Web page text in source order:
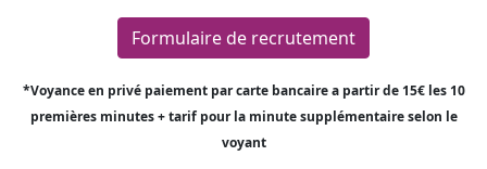
Formulaire de recrutement
*Voyance en privé paiement par carte bancaire a partir de 15€ les 10
premières minutes + tarif pour la minute supplémentaire selon le
voyant